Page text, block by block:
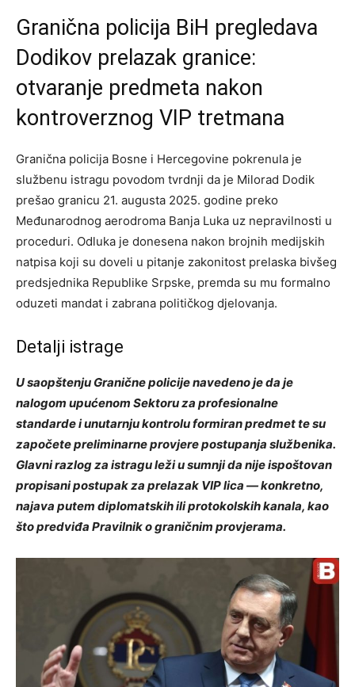
Granična policija BiH pregledava
Dodikov prelazak granice:
otvaranje predmeta nakon
kontroverznog VIP tretmana
Granična policija Bosne i Hercegovine pokrenula je
službenu istragu povodom tvrdnji da je Milorad Dodik
prešao granicu 21. augusta 2025. godine preko
Međunarodnog aerodroma Banja Luka uz nepravilnosti u
proceduri. Odluka je donesena nakon brojnih medijskih
natpisa koji su doveli u pitanje zakonitost prelaska bivšeg
predsjednika Republike Srpske, premda su mu formalno
oduzeti mandat i zabrana političkog djelovanja.
Detalji istrage
U saopštenju Granične policije navedeno je da je
nalogom upućenom Sektoru za profesionalne
standarde i unutarnju kontrolu formiran predmet te su
započete preliminarne provjere postupanja službenika.
Glavni razlog za istragu leži u sumnji da nije ispoštovan
propisani postupak za prelazak VIP lica — konkretno,
najava putem diplomatskih ili protokolskih kanala, kao
što predviđa Pravilnik o graničnim provjerama.